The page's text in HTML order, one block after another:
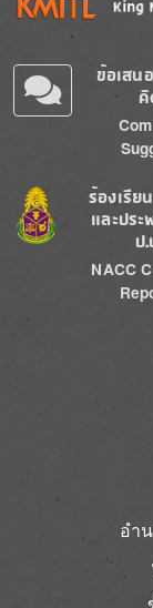
ข้อเสน
คิ
Image
ร้องเรีย
และปร
ป.
NACC
อำ